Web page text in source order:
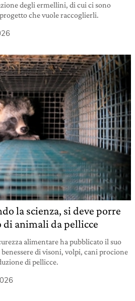
degli ermellini, di cui ci sono
che vuole raccoglierli.
la scienza, si deve porre
di animali da pellicce
alimentare ha pubblicato il suo
di visoni, volpi, cani procione
di pellicce.